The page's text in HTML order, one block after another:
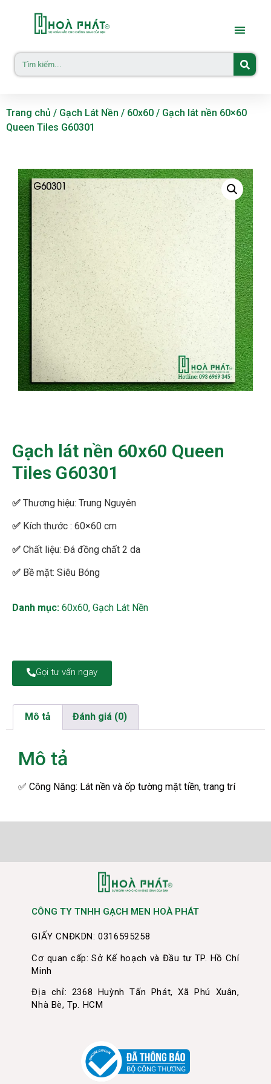
Trang chủ / Gạch Lát Nền / 60x60 / Gạch lát nền 60×60
Queen Tiles G60301
Gạch lát nền 60x60 Queen
Tiles G60301
✅ Thương hiệu: Trung Nguyên
✅ Kích thước : 60×60 cm
✅ Chất liệu: Đá đồng chất 2 da
✅ Bề mặt: Siêu Bóng
Danh mục: 60x60, Gạch Lát Nền
Gọi tư vấn ngay
Mô tả Đánh giá (0)
Mô tả
✅ Công Năng: Lát nền và ốp tường mặt tiền, trang trí
CÔNG TY TNHH GẠCH MEN HOÀ PHÁT
GIẤY CNĐKDN: 0316595258
Cơ quan cấp: Sở Kế hoạch và Đầu tư TP. Hồ Chí
Minh
Địa chỉ: 2368 Huỳnh Tấn Phát, Xã Phú Xuân,
Nhà Bè, Tp. HCM